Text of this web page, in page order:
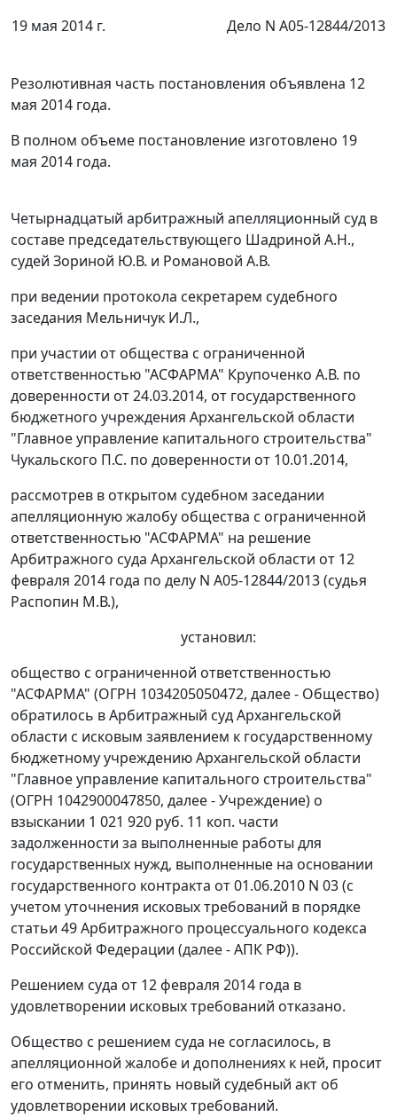
19 мая 2014 г.
Дело N А05-12844/2013
Резолютивная часть постановления объявлена 12
мая 2014 года.
В полном объеме постановление изготовлено 19
мая 2014 года.
Четырнадцатый арбитражный апелляционный суд в
составе председательствующего Шадриной А.Н.,
судей Зориной Ю.В. и Романовой А.В.
при ведении протокола секретарем судебного
заседания Мельничук И.Л.,
при участии от общества с ограниченной
ответственностью "АСФАРМА" Крупоченко А.В. по
доверенности от 24.03.2014, от государственного
бюджетного учреждения Архангельской области
"Главное управление капитального строительства"
Чукальского П.С. по доверенности от 10.01.2014,
рассмотрев в открытом судебном заседании
апелляционную жалобу общества с ограниченной
ответственностью "АСФАРМА" на решение
Арбитражного суда Архангельской области от 12
февраля 2014 года по делу N А05-12844/2013 (судья
Распопин М.В.),
установил:
общество с ограниченной ответственностью
"АСФАРМА" (ОГРН 1034205050472, далее - Общество)
обратилось в Арбитражный суд Архангельской
области с исковым заявлением к государственному
бюджетному учреждению Архангельской области
"Главное управление капитального строительства"
(ОГРН 1042900047850, далее - Учреждение) о
взыскании 1 021 920 руб. 11 коп. части
задолженности за выполненные работы для
государственных нужд, выполненные на основании
государственного контракта от 01.06.2010 N 03 (с
учетом уточнения исковых требований в порядке
статьи 49Арбитражного процессуального кодекса
Российской Федерации (далее - АПК РФ)).
Решением суда от 12 февраля 2014 года в
удовлетворении исковых требований отказано.
Общество с решением суда не согласилось, в
апелляционной жалобе и дополнениях к ней, просит
его отменить, принять новый судебный акт об
удовлетворении исковых требований.